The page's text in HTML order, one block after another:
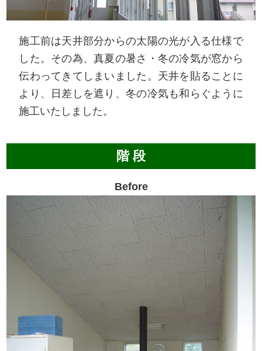
施工前は天井部分からの太陽の光が入る仕様で
した。その為、真夏の暑さ・冬の冷気が窓から
伝わってきてしまいました。天井を貼ることに
より、日差しを遮り、冬の冷気も和らぐように
施工いたしました。
階 段
Before